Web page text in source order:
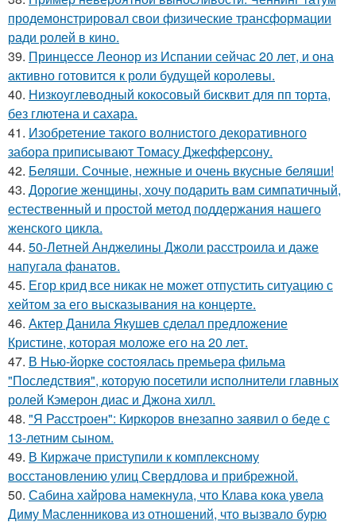
продемонстрировал свои физические трансформации
ради ролей в кино.
39. Принцессе Леонор из Испании сейчас 20 лет, и она
активно готовится к роли будущей королевы.
40. Низкоуглеводный кокосовый бисквит для пп торта,
без глютена и сахара.
41. Изобретение такого волнистого декоративного
забора приписывают Томасу Джефферсону.
42. Беляши. Сочные, нежные и очень вкусные беляши!
43. Дорогие женщины, хочу подарить вам симпатичный,
естественный и простой метод поддержания нашего
женского цикла.
44. 50-Летней Анджелины Джоли расстроила и даже
напугала фанатов.
45. Егор крид все никак не может отпустить ситуацию с
хейтом за его высказывания на концерте.
46. Актер Данила Якушев сделал предложение
Кристине, которая моложе его на 20 лет.
47. В Нью-йорке состоялась премьера фильма
"Последствия", которую посетили исполнители главных
ролей Кэмерон диас и Джона хилл.
48. "Я Расстроен": Киркоров внезапно заявил о беде с
13-летним сыном.
49. В Киржаче приступили к комплексному
восстановлению улиц Свердлова и прибрежной.
50. Сабина хайрова намекнула, что Клава кока увела
Диму Масленникова из отношений, что вызвало бурю